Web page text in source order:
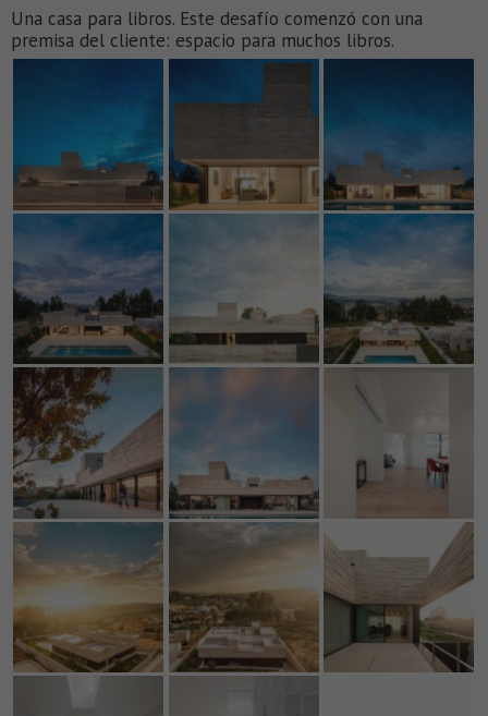
Una casa para libros. Este desafío comenzó con una
premisa del cliente: espacio para muchos libros.